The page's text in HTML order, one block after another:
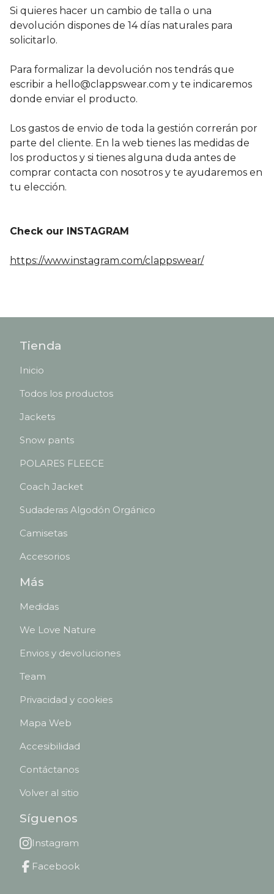
Si quieres hacer un cambio de talla o una
devolución dispones de 14 días naturales para
solicitarlo.
Para formalizar la devolución nos tendrás que
escribir a hello@clappswear.com y te indicaremos
donde enviar el producto.
Los gastos de envio de toda la gestión correrán por
parte del cliente. En la web tienes las medidas de
los productos y si tienes alguna duda antes de
comprar contacta con nosotros y te ayudaremos en
tu elección.
Check our INSTAGRAM
https://www.instagram.com/clappswear/
Tienda
Inicio
Todos los productos
Jackets
Snow pants
POLARES FLEECE
Coach Jacket
Sudaderas Algodón Orgánico
Camisetas
Accesorios
Más
Medidas
We Love Nature
Envios y devoluciones
Team
Privacidad y cookies
Mapa Web
Accesibilidad
Contáctanos
Volver al sitio
Síguenos
Instagram
Facebook